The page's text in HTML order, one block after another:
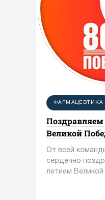
ФАРМАЦЕВТИКА
Поздравляем
Великой
От всей команды
сердечно
летием